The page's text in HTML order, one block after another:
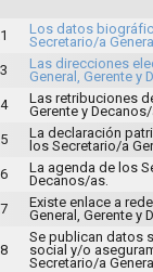
Los datos
Secretario/a
Las direcciones
General, Gerente y
Las retribuciones
Gerente y Decanos/
La declaración
los Secretario/a
La agenda de los
Decanos/as.
Existe enlace a
General, Gerente y
Se publican datos
social y/o
Secretario/a